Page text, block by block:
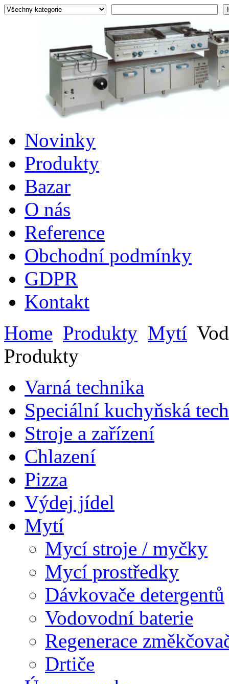
Novinky
Produkty
Bazar
O nás
Reference
Obchodní podmínky
GDPR
Kontakt
Home Produkty Mytí
Produkty
Varná technika
Speciální kuchyňská
Stroje a zařízení
Chlazení
Pizza
Výdej jídel
Mytí
Mycí stroje / myčky
Mycí prostředky
Dávkovače detergentů
Vodovodní baterie
Regenerace
Drtiče